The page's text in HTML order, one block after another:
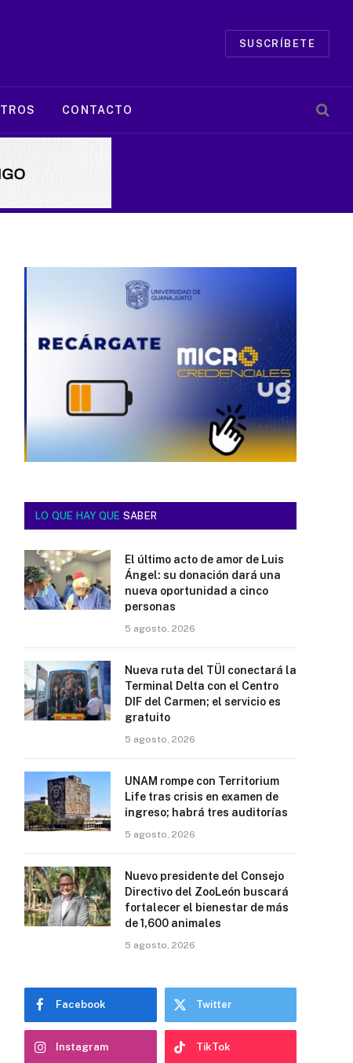
SUSCRÍBETE
CONTACTO
LO QUE HAY QUE SABER
El último acto de amor de Luis
Ángel: su donación dará una
nueva oportunidad a cinco
personas
5 agosto, 2026
Nueva ruta del TÜI conectará la
Terminal Delta con el Centro
DIF del Carmen; el servicio es
gratuito
5 agosto, 2026
UNAM rompe con Territorium
Life tras crisis en examen de
ingreso; habrá tres auditorías
5 agosto, 2026
Nuevo presidente del Consejo
Directivo del ZooLeón buscará
fortalecer el bienestar de más
de 1,600 animales
5 agosto, 2026
Facebook Twitter
Instagram TikTok